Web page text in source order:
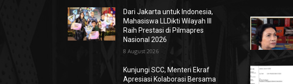
Dari Jakarta untuk Indonesia,
Mahasiswa LLDikti Wilayah III
Raih Prestasi di Pilmapres
Nasional 2026
8 August 2026
Kunjungi SCC, Menteri Ekraf
Apresiasi Kolaborasi Bersama